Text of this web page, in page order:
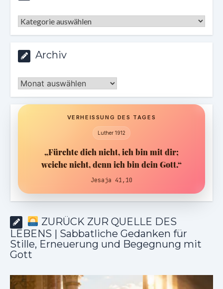
Kategorien
Archiv
Archiv
VERHEISSUNG DES TAGES
Luther 1912
„Fürchte dich nicht, ich bin mit dir;
weiche nicht, denn ich bin dein Gott.“
Jesaja 41,10
ZURÜCK ZUR QUELLE DES
LEBENS | Sabbatliche Gedanken für
Stille, Erneuerung und Begegnung mit
Gott